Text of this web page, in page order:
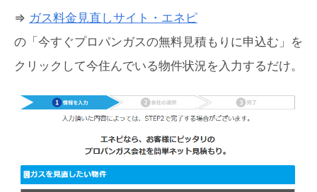
⇒ ガス料金見直しサイト・エネピ
の「今すぐプロパンガスの無料見積もりに申込む」を
クリックして今住んでいる物件状況を入力するだけ。